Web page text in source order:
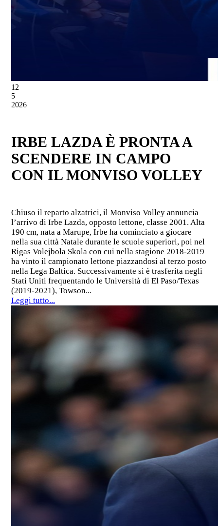
12
5
2026
IRBE LAZDA È PRONTA A
SCENDERE IN CAMPO
CON IL MONVISO VOLLEY
Chiuso il reparto alzatrici, il Monviso Volley annuncia
l’arrivo di Irbe Lazda, opposto lettone, classe 2001. Alta
190 cm, nata a Marupe, Irbe ha cominciato a giocare
nella sua città Natale durante le scuole superiori, poi nel
Rigas Volejbola Skola con cui nella stagione 2018-2019
ha vinto il campionato lettone piazzandosi al terzo posto
nella Lega Baltica. Successivamente si è trasferita negli
Stati Uniti frequentando le Università di El Paso/Texas
(2019-2021), Towson...
Leggi tutto...